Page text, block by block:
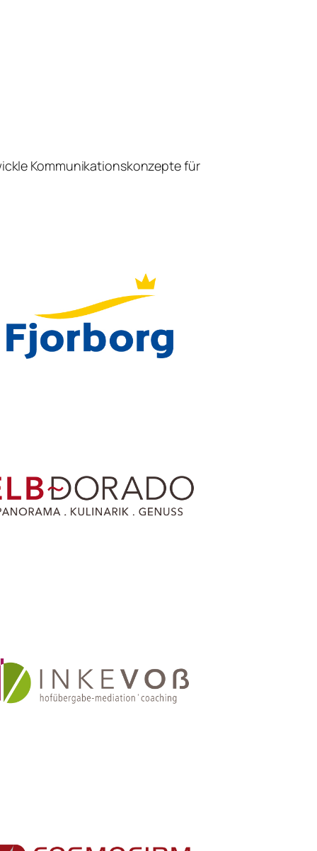
Kommunikationskonzepte für